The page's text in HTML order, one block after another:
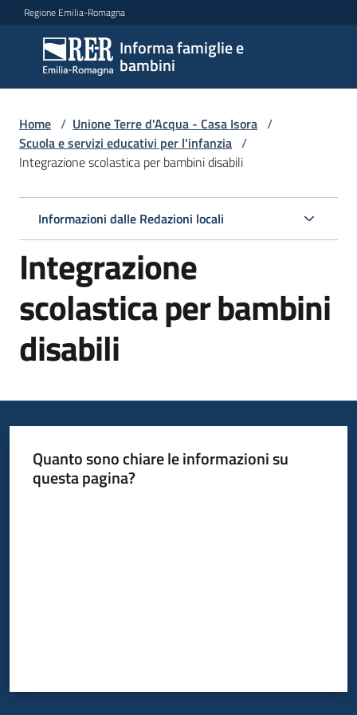
Vai al contenuto
Vai alla navigazione
Vai al footer
Regione Emilia-Romagna
Informa famiglie e
bambini
Informa
famiglie
e
bambini
per
famiglie
locali
Home / Unione Terre d'Acqua - Casa Isora /
Scuola e servizi educativi per l'infanzia /
Integrazione scolastica per bambini disabili
Informazioni dalle Redazioni locali
Integrazione
scolastica per bambini
disabili
Quanto sono chiare le informazioni su
questa pagina?